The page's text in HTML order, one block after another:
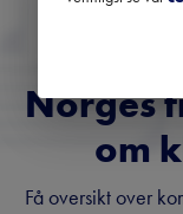
Norges
om
Få oversikt over